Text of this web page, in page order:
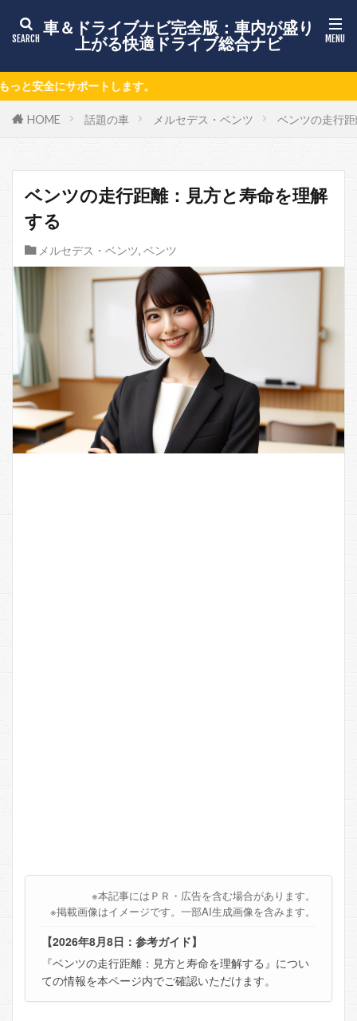
車＆ドライブナビ完全版：車内が盛り
上がる快適ドライブ総合ナビ
HOME 話題の車 メルセデス・ベンツ ベンツの走行
ベンツの走行距離：見方と寿命を理解
する
メルセデス・ベンツ, ベンツ
※本記事にはＰＲ・広告を含む場合があります。
※掲載画像はイメージです。一部AI生成画像を含みます。
【2026年8月8日：参考ガイド】
『ベンツの走行距離：見方と寿命を理解する』につい
ての情報を本ページ内でご確認いただけます。